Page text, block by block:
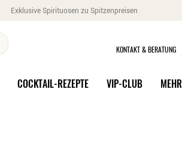
Exklusive Spirituosen zu Spitzenpreisen
KONTAKT & BERATUNG
COCKTAIL-REZEPTE VIP-CLUB MEHR